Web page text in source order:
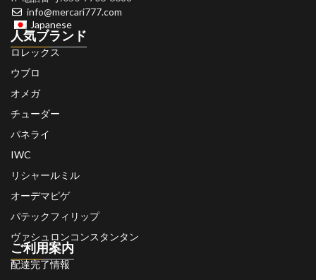
info@mercari777.com
Japanese
人気ブランド
ロレックス
ウブロ
オメガ
チューダー
パネライ
IWC
リシャールミル
オーデマピゲ
パテックフィリップ
ヴァシュロンコンスタンタン
ご利用案内
配達完了情報